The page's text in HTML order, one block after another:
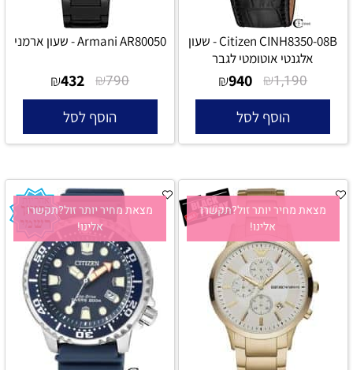
Citizen CINH8350-08B - שעון
אלגנטי אוטומטי לגבר
₪1,190
₪940
הוסף לסל
Armani AR80050 - שעון ארמני
₪790
₪432
הוסף לסל
מצאת מחיר יותר זול?תקשרו
אלינו!
מצאת מחיר יותר זול?תקשרו
אלינו!